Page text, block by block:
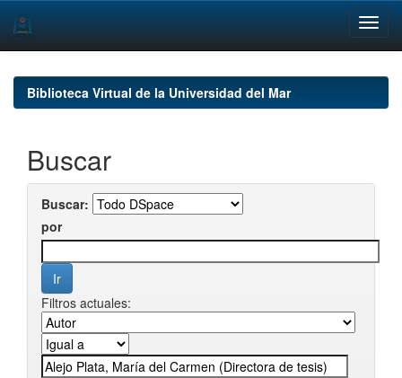
navigationBiblioteca Virtual de la Universidad del Mar
Buscar
Buscar:
por
Filtros actuales: